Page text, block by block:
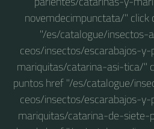
novemdecimpunctata/"
"/es/catalogue/
ceos/insectos/escarabajos-
mariquitas/catarina-asi-tica/"
puntos href "/es/catalogue/
ceos/insectos/escarabajos-
mariquitas/catarina-de-siete-